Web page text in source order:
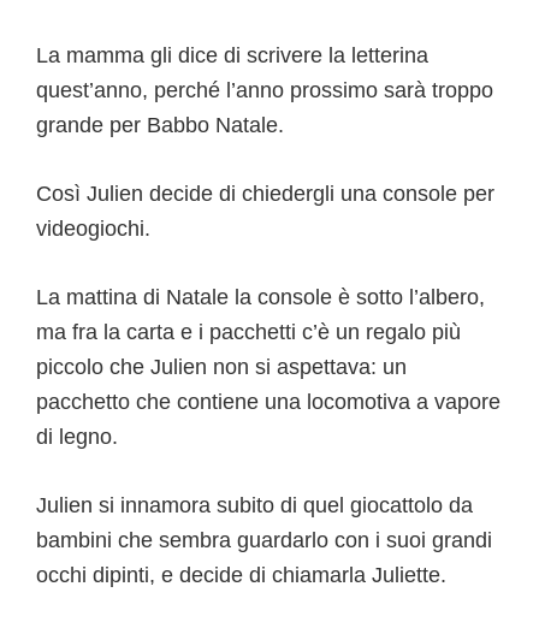
La mamma gli dice di scrivere la letterina
quest’anno, perché l’anno prossimo sarà troppo
grande per Babbo Natale.
Così Julien decide di chiedergli una console per
videogiochi.
La mattina di Natale la console è sotto l’albero,
ma fra la carta e i pacchetti c’è un regalo più
piccolo che Julien non si aspettava: un
pacchetto che contiene una locomotiva a vapore
di legno.
Julien si innamora subito di quel giocattolo da
bambini che sembra guardarlo con i suoi grandi
occhi dipinti, e decide di chiamarla Juliette.